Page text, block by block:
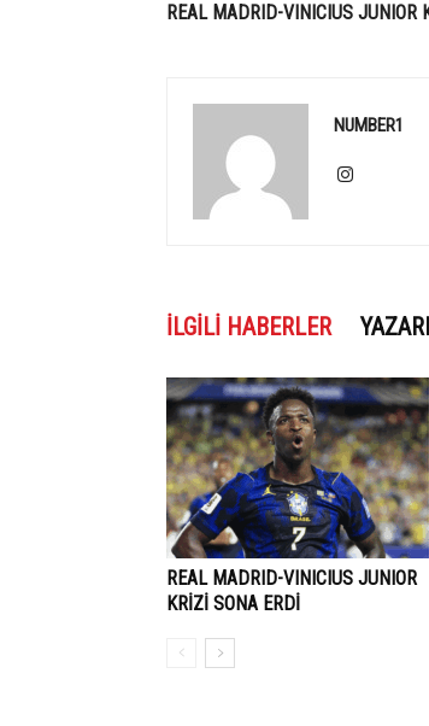
REAL MADRID-VINICIUS JUNIOR
NUMBER1
İLGILI HABERLER
REAL MADRID-VINICIUS JUNIOR
KRİZİ SONA ERDİ